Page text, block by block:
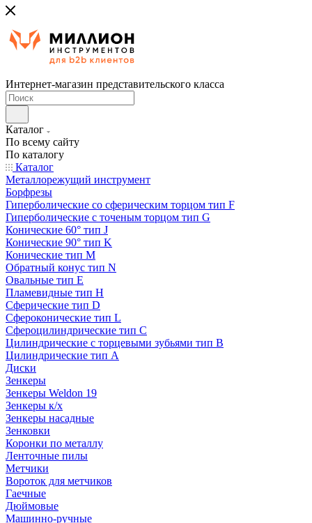
Интернет-магазин представительского класса
Каталог
По всему сайту
По каталогу
Каталог
Металлорежущий инструмент
Борфрезы
Гиперболические cо сферическим торцом тип F
Гиперболические с точеным торцом тип G
Конические 60° тип J
Конические 90° тип K
Конические тип M
Обратный конус тип N
Овальные тип E
Пламевидные тип H
Сферические тип D
Сфероконические тип L
Сфероцилиндрические тип C
Цилиндрические с торцевыми зубьями тип B
Цилиндрические тип А
Диски
Зенкеры
Зенкеры Weldon 19
Зенкеры к/х
Зенкеры насадные
Зенковки
Коронки по металлу
Ленточные пилы
Метчики
Вороток для метчиков
Гаечные
Дюймовые
Машинно-ручные